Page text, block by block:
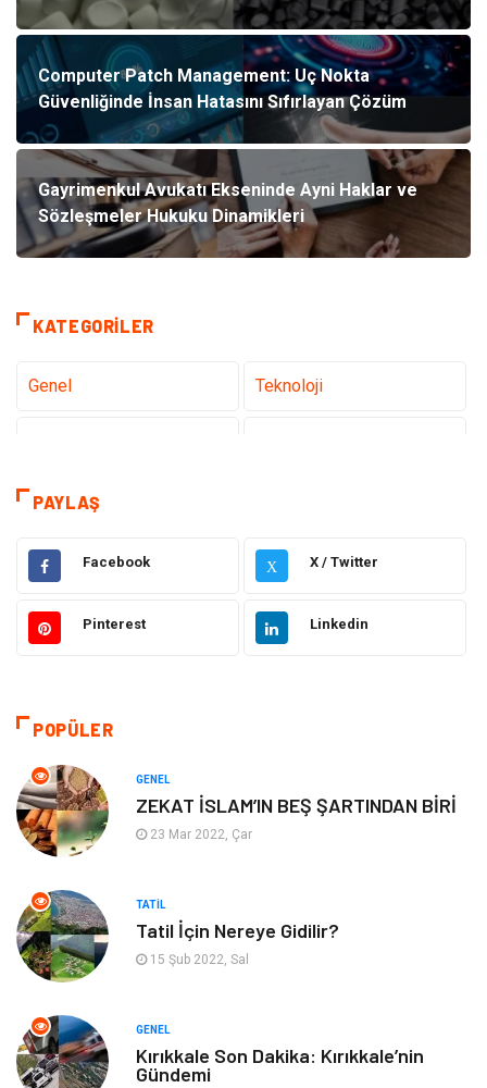
Computer Patch Management: Uç Nokta
Güvenliğinde İnsan Hatasını Sıfırlayan Çözüm
Gayrimenkul Avukatı Ekseninde Ayni Haklar ve
Sözleşmeler Hukuku Dinamikleri
KATEGORILER
Genel Teknoloji
Tatil
Bakım Güzellik Yeme İçme
Elektrik Elektronik Giyim
Hukuk
Aksesuar
Organizasyon
Spor
Bebek Giyim Mobilya
PAYLAŞ
Facebook X X / Twitter
Pinterest Linkedin
POPÜLER
GENEL
ZEKAT İSLAM’IN BEŞ ŞARTINDAN BİRİ
23 Mar 2022, Çar
TATIL
Tatil İçin Nereye Gidilir?
15 Şub 2022, Sal
GENEL
Kırıkkale Son Dakika: Kırıkkale’nin
Gündemi